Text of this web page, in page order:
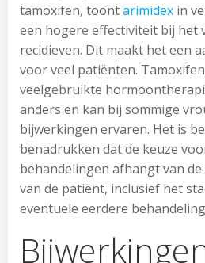
tamoxifen, toontarimidex in
een hogere effectiviteit bij het
recidieven. Dit maakt het een
voor veel patiënten.
veelgebruikte
anders en kan bij sommige
bijwerkingen ervaren. Het is
benadrukken dat de keuze
behandelingen afhangt van
van de patiënt, inclusief het
eventuele eerdere